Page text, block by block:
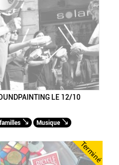
LE 12/10
Musique
Terminé